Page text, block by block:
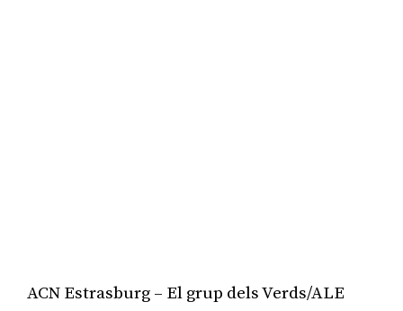
ACN Estrasburg – El grup dels Verds/ALE